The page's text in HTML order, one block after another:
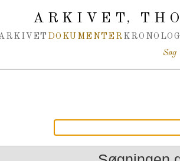
ARKIVET,
DOKUMENTER
Søg